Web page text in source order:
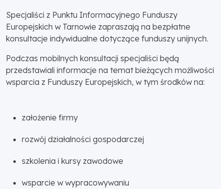
Specjaliści z Punktu Informacyjnego Funduszy
Europejskich w Tarnowie zapraszają na bezpłatne
konsultacje indywidualne dotyczące funduszy unijnych.
Podczas mobilnych konsultacji specjaliści będą
przedstawiali informacje na temat bieżących możliwości
wsparcia z Funduszy Europejskich, w tym środków na:
założenie firmy
rozwój działalności gospodarczej
szkolenia i kursy zawodowe
wsparcie w wypracowywaniu